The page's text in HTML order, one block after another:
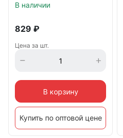
В наличии
829 ₽
Цена за шт.
В корзину
Купить по оптовой цене